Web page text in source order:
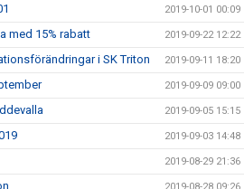
2019-10-01 00:09
med 15% rabatt 2019-09-22 12:22
i SK Triton 2019-09-11 18:20
2019-09-09 09:00
2019-09-05 15:15
2019-09-03 14:48
2019-08-29 21:36
2019-08-28 09:26